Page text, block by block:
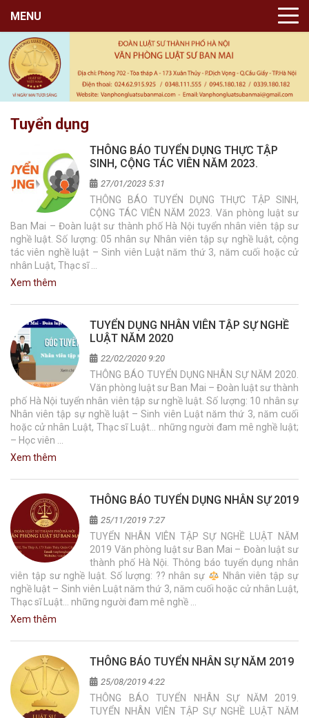
MENU
Tuyển dụng
THÔNG BÁO TUYỂN DỤNG THỰC TẬP
SINH, CỘNG TÁC VIÊN NĂM 2023.
27/01/2023 5:31
THÔNG BÁO TUYỂN DỤNG THỰC TẬP SINH,
CỘNG TÁC VIÊN NĂM 2023. Văn phòng luật sư
Ban Mai – Đoàn luật sư thành phố Hà Nội tuyển nhân viên tập sư
nghề luật. Số lượng: 05 nhân sự Nhân viên tập sự nghề luật, cộng
tác viên nghề luật – Sinh viên Luật năm thứ 3, năm cuối hoặc cử
nhân Luật, Thạc sĩ …
Xem thêm
TUYỂN DỤNG NHÂN VIÊN TẬP SỰ NGHỀ
LUẬT NĂM 2020
22/02/2020 9:20
THÔNG BÁO TUYỂN DỤNG NHÂN SỰ NĂM 2020.
Văn phòng luật sư Ban Mai – Đoàn luật sư thành
phố Hà Nội tuyển nhân viên tập sư nghề luật. Số lượng: 10 nhân sự
Nhân viên tập sự nghề luật – Sinh viên Luật năm thứ 3, năm cuối
hoặc cử nhân Luật, Thạc sĩ Luật… những người đam mê nghề luật;
– Học viên …
Xem thêm
THÔNG BÁO TUYỂN DỤNG NHÂN SỰ 2019
25/11/2019 7:27
TUYỂN NHÂN VIÊN TẬP SỰ NGHỀ LUẬT NĂM
2019 Văn phòng luật sư Ban Mai – Đoàn luật sư
thành phố Hà Nội. Thông báo tuyển dụng nhân
viên tập sư nghề luật. Số lượng: ?? nhân sự
Nhân viên tập sự
nghề luật – Sinh viên Luật năm thứ 3, năm cuối hoặc cử nhân Luật,
Thạc sĩ Luật… những người đam mê nghề …
Xem thêm
THÔNG BÁO TUYỂN NHÂN SỰ NĂM 2019
25/08/2019 4:22
THÔNG BÁO TUYỂN NHÂN SỰ NĂM 2019.
TUYỂN NHÂN VIÊN TẬP SỰ NGHỀ LUẬT NĂM